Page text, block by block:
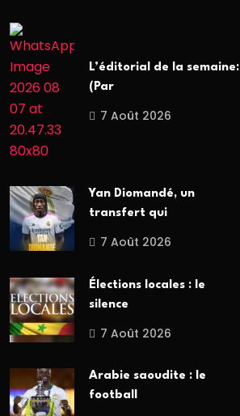
L’éditorial de la semaine:
(Par
7 Août 2026
Yan Diomandé, un
transfert qui
7 Août 2026
Élections locales : le
silence
7 Août 2026
Arabie saoudite : le
football